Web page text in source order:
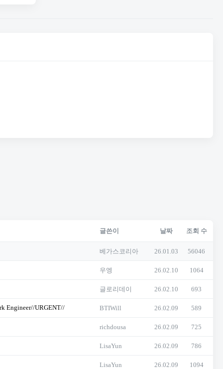
글쓴이 날짜 조회 수
베가스코리아 26.01.03 56046
우엥 26.02.10 1064
글로리데이 26.02.10 693
Engineer//URGENT// BTIWill 26.02.09 589
richdousa 26.02.09 725
LisaYun 26.02.09 786
LisaYun 26.02.09 1094